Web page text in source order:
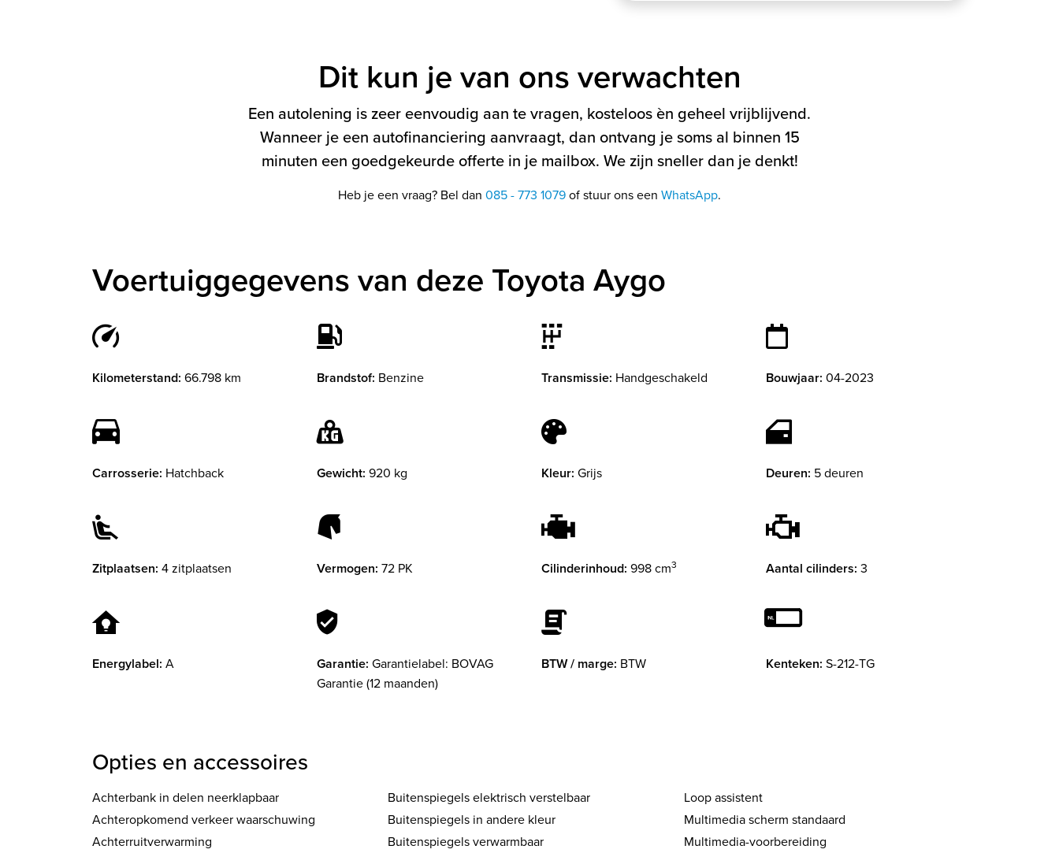
Dit kun je van ons verwachten
Een autolening is zeer eenvoudig aan te vragen, kosteloos èn geheel vrijblijvend.
Wanneer je een autofinanciering aanvraagt, dan ontvang je soms al binnen 15
minuten een goedgekeurde offerte in je mailbox. We zijn sneller dan je denkt!
Heb je een vraag? Bel dan 085 - 773 1079of stuur ons een WhatsApp.
Voertuiggegevens van deze Toyota Aygo
Kilometerstand: 66.798 km Brandstof: Benzine Transmissie: Handgeschakeld Bouwjaar: 04-2023
Carrosserie: Hatchback Gewicht: 920 kg Kleur: Grijs Deuren: 5 deuren
Zitplaatsen: 4 zitplaatsen Vermogen: 72 PK Cilinderinhoud: 998 cm3 Aantal cilinders: 3
Energylabel: A Garantie: Garantielabel: BOVAG
Garantie (12 maanden)
BTW / marge: BTW Kenteken: S-212-TG
Opties en accessoires
Achterbank in delen neerklapbaar
Achteropkomend verkeer waarschuwing
Achterruitverwarming
Buitenspiegels elektrisch verstelbaar
Buitenspiegels in andere kleur
Buitenspiegels verwarmbaar
Loop assistent
Multimedia scherm standaard
Multimedia-voorbereiding